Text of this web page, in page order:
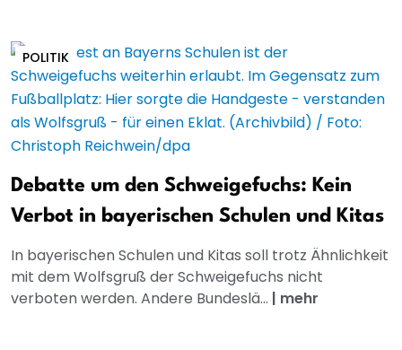
POLITIK
Debatte um den Schweigefuchs: Kein
Verbot in bayerischen Schulen und Kitas
In bayerischen Schulen und Kitas soll trotz Ähnlichkeit
mit dem Wolfsgruß der Schweigefuchs nicht
verboten werden. Andere Bundeslä... | mehr